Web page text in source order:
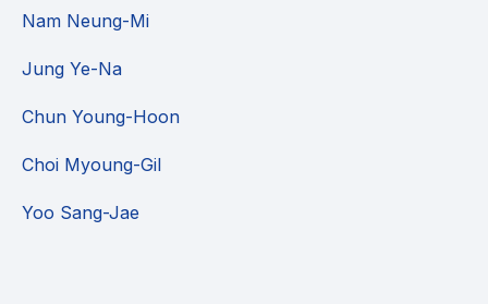
Nam Neung-Mi
Jung Ye-Na
Chun Young-Hoon
Choi Myoung-Gil
Yoo Sang-Jae